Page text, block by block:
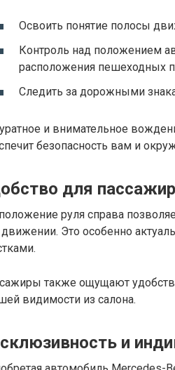
Освоить понятие полосы
Контроль над положением
расположения пешеходных
Следить за дорожными
и внимательное
безопасность вам и
для
руля справа
Это особенно
также ощущают
видимости из салона.
и